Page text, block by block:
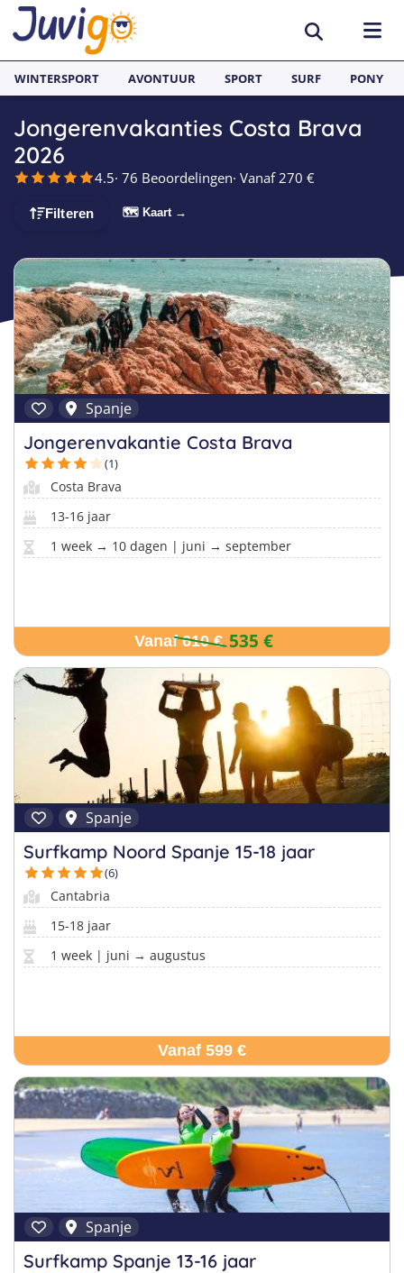
BESTEMMINGEN
België
Spanje
Duitsland
Zweden
Portugal
Frankrijk
Italië
Nederland
Buitenland
SURFKAMPEN
Surfkampen België
Surfkampen Frankrijk
Surfkampen Spanje
Surfkampen Portugal
Surfkampen Nederland
Surfkampen Sri Lanka
Surfkampen Buitenland
Surfkampen 18+
Alle Juvigo Taalreizen
Taalvakanties Frans
Taalvakanties Engels
Taalvakanties Spaans
Taalvakanties Nederlands
Taalvakanties Duits
Taalvakanties Italiaans
GROEPSREIZEN
Jongeren
Jongvolwassenen
Volwassenen
WINTERSPORT AVONTUUR SPORT SURF PONY
Jongerenvakanties Costa Brava
2026
4.5· 76 Beoordelingen· Vanaf 270 €
Filteren 🗺 Kaart →
Spanje
Jongerenvakantie Costa Brava
(1)
Costa Brava
13-16 jaar
1 week → 10 dagen | juni → september
Vanaf 610 € 535 €
Spanje
Surfkamp Noord Spanje 15-18 jaar
(6)
Cantabria
15-18 jaar
1 week | juni → augustus
Vanaf 599 €
Spanje
Surfkamp Spanje 13-16 jaar